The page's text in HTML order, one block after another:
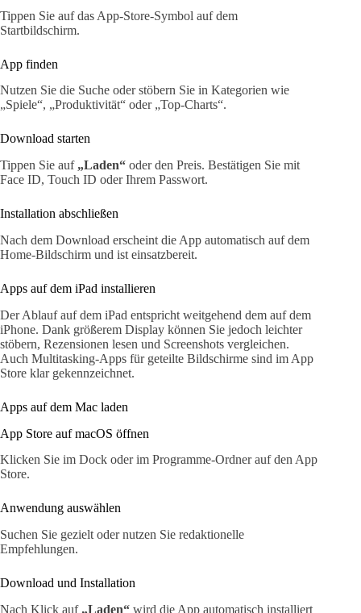
Tippen Sie auf das App-Store-Symbol auf dem
Startbildschirm.
App finden
Nutzen Sie die Suche oder stöbern Sie in Kategorien wie
„Spiele“, „Produktivität“ oder „Top-Charts“.
Download starten
Tippen Sie auf „Laden“ oder den Preis. Bestätigen Sie mit
Face ID, Touch ID oder Ihrem Passwort.
Installation abschließen
Nach dem Download erscheint die App automatisch auf dem
Home-Bildschirm und ist einsatzbereit.
Apps auf dem iPad installieren
Der Ablauf auf dem iPad entspricht weitgehend dem auf dem
iPhone. Dank größerem Display können Sie jedoch leichter
stöbern, Rezensionen lesen und Screenshots vergleichen.
Auch Multitasking-Apps für geteilte Bildschirme sind im App
Store klar gekennzeichnet.
Apps auf dem Mac laden
App Store auf macOS öffnen
Klicken Sie im Dock oder im Programme-Ordner auf den App
Store.
Anwendung auswählen
Suchen Sie gezielt oder nutzen Sie redaktionelle
Empfehlungen.
Download und Installation
Nach Klick auf „Laden“ wird die App automatisch installiert